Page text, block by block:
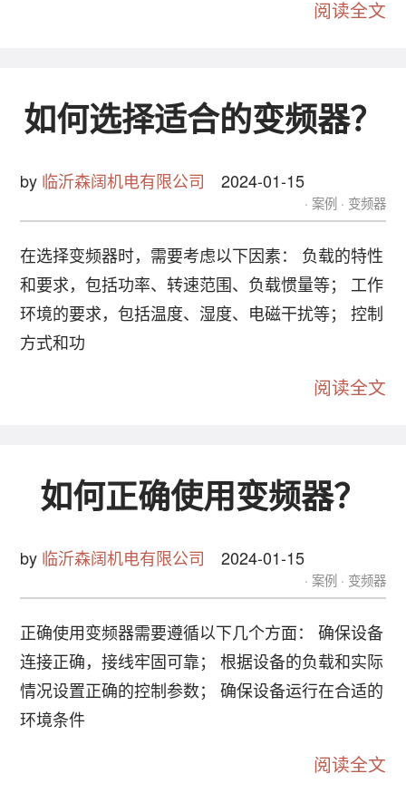
阅读全文
如何选择适合的变频器？
by 临沂森阔机电有限公司 2024-01-15
案例 变频器
在选择变频器时，需要考虑以下因素： 负载的特性
和要求，包括功率、转速范围、负载惯量等； 工作
环境的要求，包括温度、湿度、电磁干扰等； 控制
方式和功
阅读全文
如何正确使用变频器？
by 临沂森阔机电有限公司 2024-01-15
案例 变频器
正确使用变频器需要遵循以下几个方面： 确保设备
连接正确，接线牢固可靠； 根据设备的负载和实际
情况设置正确的控制参数； 确保设备运行在合适的
环境条件
阅读全文